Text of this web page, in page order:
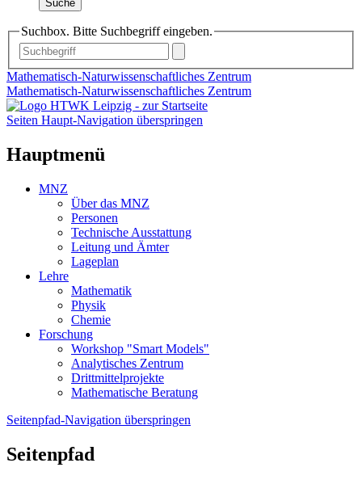
Suche
Suchbox. Bitte Suchbegriff eingeben.
Mathematisch-Naturwissenschaftliches Zentrum
Mathematisch-Naturwissenschaftliches Zentrum
Seiten Haupt-Navigation überspringen
Hauptmenü
MNZ
Über das MNZ
Personen
Technische Ausstattung
Leitung und Ämter
Lageplan
Lehre
Mathematik
Physik
Chemie
Forschung
Workshop "Smart Models"
Analytisches Zentrum
Drittmittelprojekte
Mathematische Beratung
Seitenpfad-Navigation überspringen
Seitenpfad